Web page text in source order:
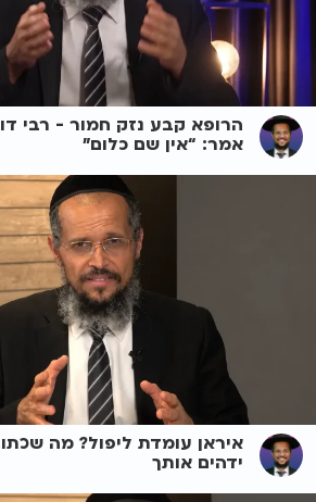
הרופא קבע נזק חמור - רבי
אמר: “אין שם כלום”
איראן עומדת ליפול? מה
ידהים אותך